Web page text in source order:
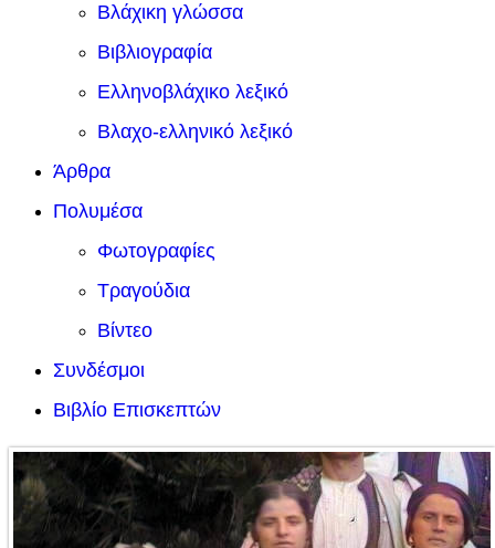
Βλάχικη γλώσσα
Βιβλιογραφία
Ελληνοβλάχικο λεξικό
Βλαχο-ελληνικό λεξικό
Άρθρα
Πολυμέσα
Φωτογραφίες
Τραγούδια
Βίντεο
Συνδέσμοι
Βιβλίο Επισκεπτών